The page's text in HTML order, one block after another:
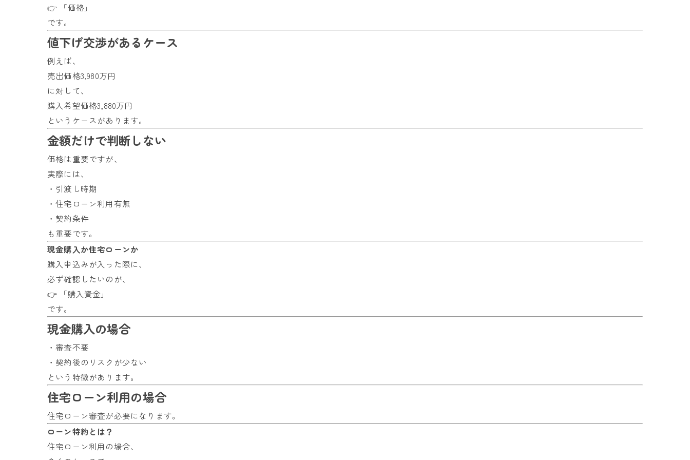
👉 「価格」
です。
値下げ交渉があるケース
例えば、
売出価格3,980万円
に対して、
購入希望価格3,880万円
というケースがあります。
金額だけで判断しない
価格は重要ですが、
実際には、
・引渡し時期
・住宅ローン利用有無
・契約条件
も重要です。
現金購入か住宅ローンか
購入申込みが入った際に、
必ず確認したいのが、
👉 「購入資金」
です。
現金購入の場合
・審査不要
・契約後のリスクが少ない
という特徴があります。
住宅ローン利用の場合
住宅ローン審査が必要になります。
ローン特約とは？
住宅ローン利用の場合、